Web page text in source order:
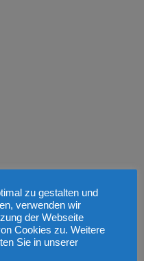
zu gestalten und
verwenden wir
der Webseite
Cookies zu. Weitere
Sie in unserer